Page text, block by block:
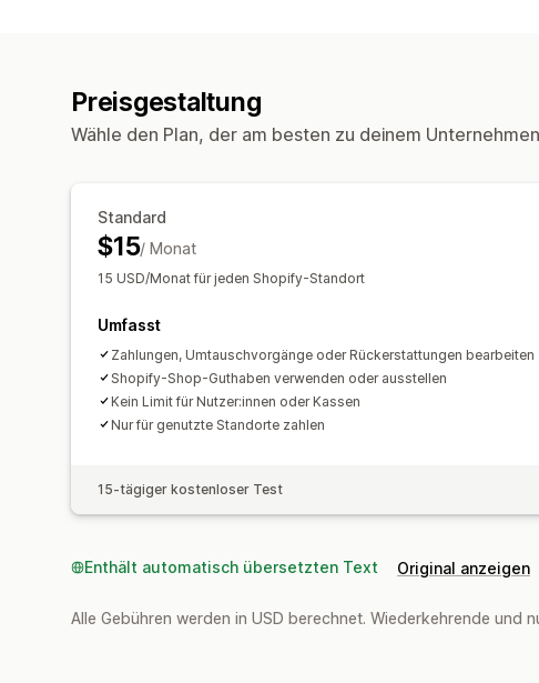
Preisgestaltung
Wähle den Plan, der am besten zu deinem
Standard
$15/ Monat
15 USD/Monat für jeden Shopify-Standort
Umfasst
Zahlungen, Umtauschvorgänge oder Rückerstattungen bearbeiten
Shopify-Shop-Guthaben verwenden oder ausstellen
Kein Limit für Nutzer:innen oder Kassen
Nur für genutzte Standorte zahlen
15-tägiger kostenloser Test
Enthält automatisch übersetzten Text Original anzeigen
Alle Gebühren werden in USD berechnet. Wiederkehrende und